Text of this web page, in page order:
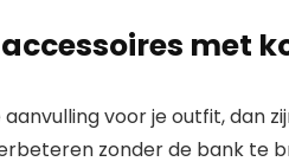
met
voor je outfit, dan
zonder de bank te